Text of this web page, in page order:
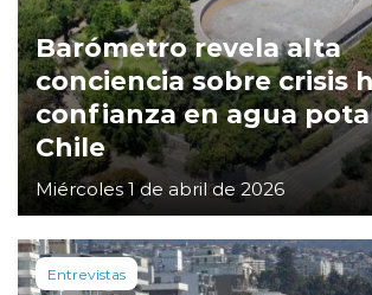
Barómetro revela alta
conciencia sobre crisis
confianza en agua
Chile
Miércoles 1 de abril de 2026
Entrevistas